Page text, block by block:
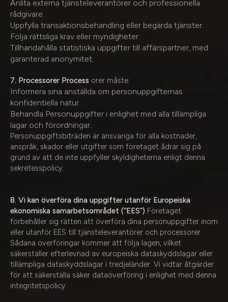
Anlita externa tjänsteleverantörer och professionella
rådgivare.
Uppfylla transaktionsbehandling eller begärda tjänster.
Följa rättsliga krav eller myndigheter.
Tillhandahålla statistiska uppgifter till affärspartner, med
garanterad anonymitet.
7. Processorer Process orer måste:
Informera sina anställda om personuppgifternas
konfidentiella natur.
Behandla Personuppgifter i enlighet med alla tillämpliga
lagar och förordningar.
Personuppgiftsbiträden är ansvariga för alla kostnader,
anspråk, skador eller utgifter som företaget ådrar sig på
grund av att de inte uppfyller skyldigheterna enligt denna
sekretesspolicy.
8. Vi kan överföra dina uppgifter utanför Europeiska
ekonomiska samarbetsområdet (“EES”) Företaget
förbehåller sig rätten att överföra dina personuppgifter inom
eller utanför EES till tjänsteleverantörer och processorer.
Sådana överföringar kommer att följa lagen, vilket
säkerställer efterlevnad av europeiska dataskyddslagar eller
tillämpliga dataskyddslagar i tredjeländer. Vi vidtar åtgärder
för att säkerställa säker dataöverföring i enlighet med denna
integritetspolicy.